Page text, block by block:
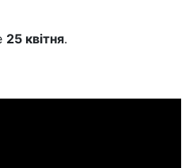
25 квітня.